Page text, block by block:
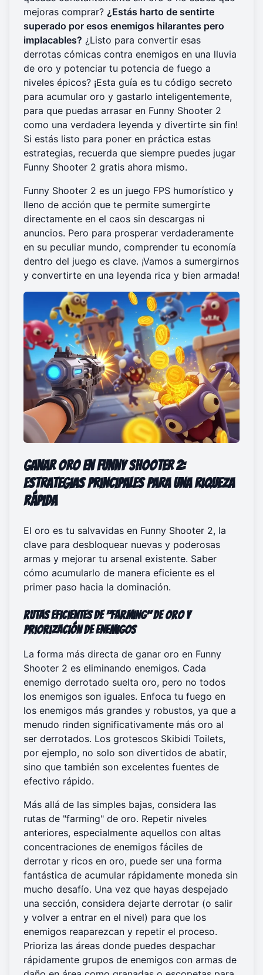
mejoras comprar? ¿Estás harto de sentirte
superado por esos enemigos hilarantes pero
implacables? ¿Listo para convertir esas
derrotas cómicas contra enemigos en una lluvia
de oro y potenciar tu potencia de fuego a
niveles épicos? ¡Esta guía es tu código secreto
para acumular oro y gastarlo inteligentemente,
para que puedas arrasar en Funny Shooter 2
como una verdadera leyenda y divertirte sin fin!
Si estás listo para poner en práctica estas
estrategias, recuerda que siempre puedes jugar
Funny Shooter 2 gratis ahora mismo.
Funny Shooter 2 es un juego FPS humorístico y
lleno de acción que te permite sumergirte
directamente en el caos sin descargas ni
anuncios. Pero para prosperar verdaderamente
en su peculiar mundo, comprender tu economía
dentro del juego es clave. ¡Vamos a sumergirnos
y convertirte en una leyenda rica y bien armada!
Ganar Oro en Funny Shooter 2:
Estrategias Principales para una Riqueza
Rápida
El oro es tu salvavidas en Funny Shooter 2, la
clave para desbloquear nuevas y poderosas
armas y mejorar tu arsenal existente. Saber
cómo acumularlo de manera eficiente es el
primer paso hacia la dominación.
Rutas Eficientes de "Farming" de Oro y
Priorización de Enemigos
La forma más directa de ganar oro en Funny
Shooter 2 es eliminando enemigos. Cada
enemigo derrotado suelta oro, pero no todos
los enemigos son iguales. Enfoca tu fuego en
los enemigos más grandes y robustos, ya que a
menudo rinden significativamente más oro al
ser derrotados. Los grotescos Skibidi Toilets,
por ejemplo, no solo son divertidos de abatir,
sino que también son excelentes fuentes de
efectivo rápido.
Más allá de las simples bajas, considera las
rutas de "farming" de oro. Repetir niveles
anteriores, especialmente aquellos con altas
concentraciones de enemigos fáciles de
derrotar y ricos en oro, puede ser una forma
fantástica de acumular rápidamente moneda sin
mucho desafío. Una vez que hayas despejado
una sección, considera dejarte derrotar (o salir
y volver a entrar en el nivel) para que los
enemigos reaparezcan y repetir el proceso.
Prioriza las áreas donde puedes despachar
rápidamente grupos de enemigos con armas de